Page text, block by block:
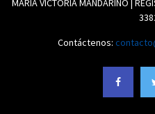
MARÍA VICTORIA MANDARINO |
Contáctenos: